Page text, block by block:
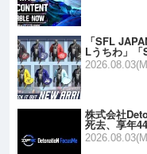
「SFL
Lうちわ」
株式会社
死去、享年44